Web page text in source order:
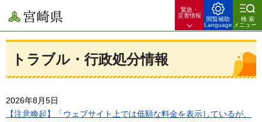
宮崎県
緊急・
災害情報
閲覧補助
Language
検索
メニュー
トラブル・行政処分情報
2026年8月5日
【注意喚起】「ウェブサイト上では低額な料金を表示しているが、